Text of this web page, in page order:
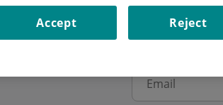
Reject
Accept